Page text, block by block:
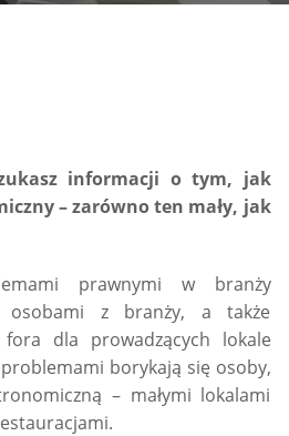
informacji o tym, jak
– zarówno ten mały, jak
prawnymi w branży
osobami z branży, a także
dla prowadzących lokale
borykają się osoby,
– małymi lokalami